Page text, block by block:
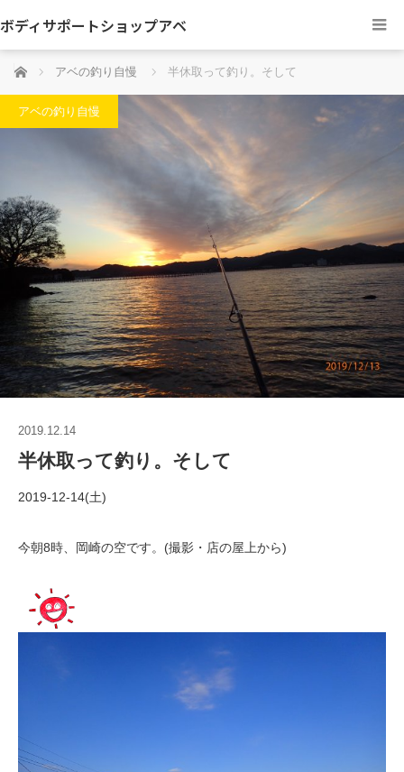
ボディサポートショップアベ
ホーム アベの釣り自慢 半休取って釣り。そして
アベの釣り自慢
2019.12.14
半休取って釣り。そして
2019-12-14(土)
今朝8時、岡崎の空です。(撮影・店の屋上から)